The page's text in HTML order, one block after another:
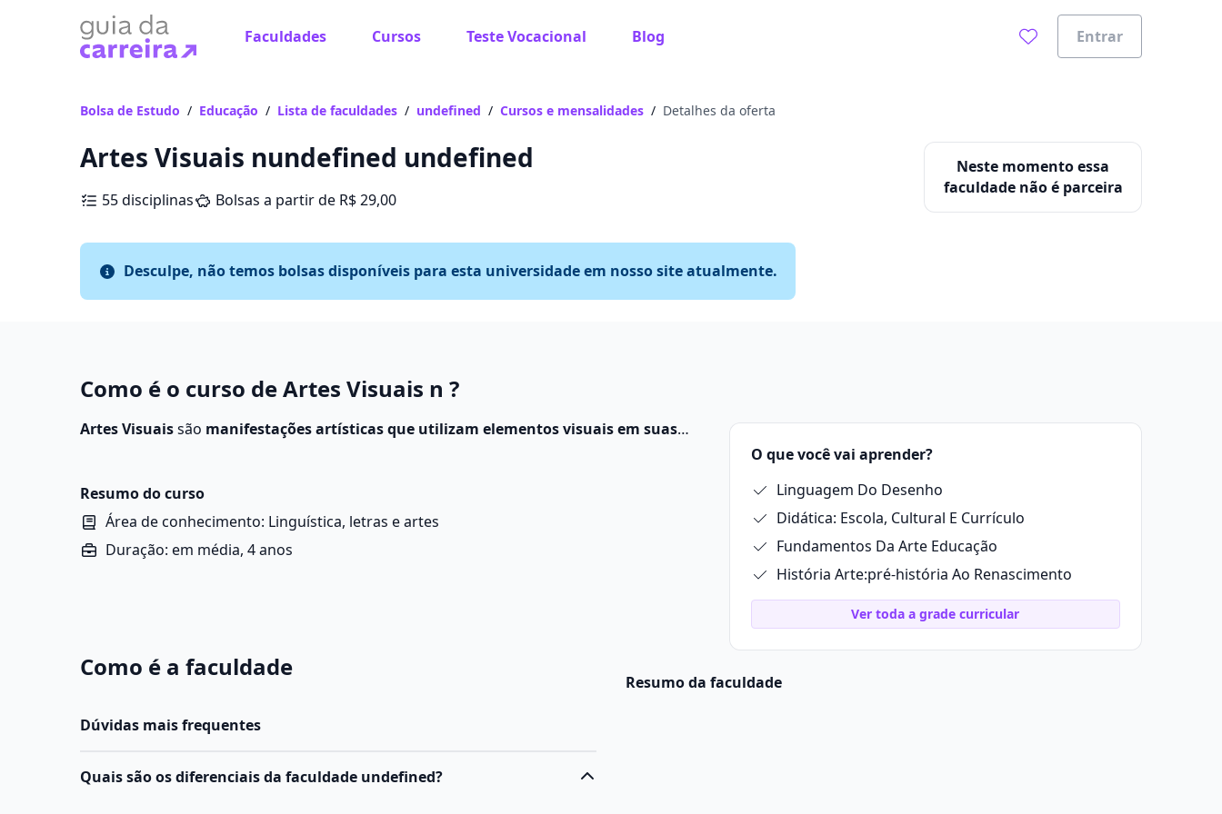
Faculdades Cursos Teste Vocacional Blog Entrar
Bolsa de Estudo / Educação / Lista de faculdades / undefined / Cursos e mensalidades / Detalhes da oferta
Artes Visuais nundefined undefined
55 disciplinas Bolsas a partir de R$ 29,00
Neste momento essa
faculdade não é parceira
Desculpe, não temos bolsas disponíveis para esta universidade em nosso site atualmente.
Como é o curso de Artes Visuais n ?
Artes Visuaissão manifestações artísticas que utilizam elementos visuais em suas
Resumo do curso
Área de conhecimento: Linguística, letras e artes
Duração: em média, 4 anos
O que você vai aprender?
Linguagem Do Desenho
Didática: Escola, Cultural E Currículo
Fundamentos Da Arte Educação
História Arte:pré-história Ao Renascimento
Ver toda a grade curricular
Como é a faculdade
Resumo da faculdade
Dúvidas mais frequentes
Quais são os diferenciais da faculdade undefined?